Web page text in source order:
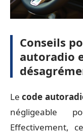
Conseils
autoradio
Lecode
négligeable
Effectivement,